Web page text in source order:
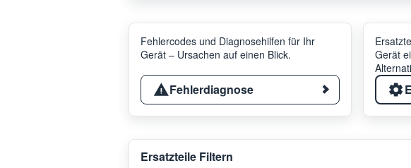
Fehlercodes und Diagnosehilfen für Ihr
Gerät – Ursachen auf einen Blick.
Fehlerdiagnose
Gerät
Ersatzteile Filtern